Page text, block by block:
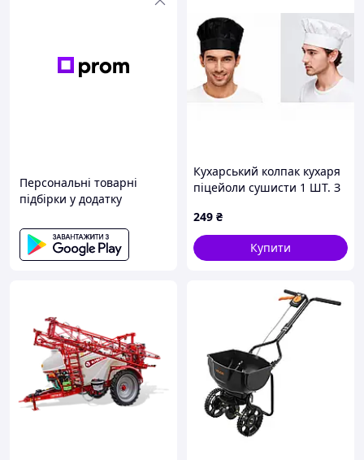
Персональні товарні
підбірки у додатку
Кухарський колпак кухаря
піцейоли сушисти 1 ШТ. З
249 ₴
Купити